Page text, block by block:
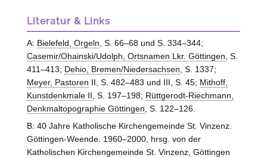
Literatur & Links
A: Bielefeld, Orgeln , S. 66–68 und S. 334–344;
Casemir/Ohainski/Udolph, Ortsnamen Lkr. Göttingen , S.
411–413; Dehio, Bremen/Niedersachsen , S. 1337;
Meyer, Pastoren II, S. 482–483 und III, S. 45; Mithoff,
Kunstdenkmale II , S. 197–198; Rüttgerodt-Riechmann,
Denkmaltopographie Göttingen , S. 122–126.
B: 40 Jahre Katholische Kirchengemeinde St. Vinzenz.
Göttingen-Weende. 1960–2000, hrsg. von der
Katholischen Kirchengemeinde St. Vinzenz, Göttingen